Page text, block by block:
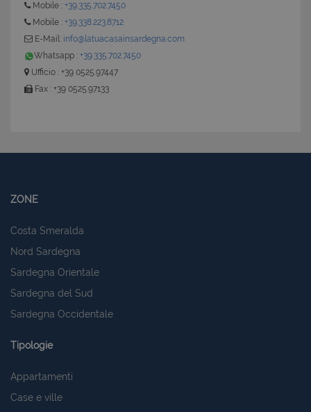
Mobile : +39.335.702.7450
Mobile : +39.338.223.8712
E-Mail: info@latuacasainsardegna.com
Whatsapp : +39.335.702.7450
Ufficio : +39 0525.97447
Fax : +39 0525.97133
ZONE
Costa Smeralda
Nord Sardegna
Sardegna Orientale
Sardegna del Sud
Sardegna Occidentale
Tipologie
Appartamenti
Case e ville